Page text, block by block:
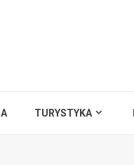
TURYSTYKA